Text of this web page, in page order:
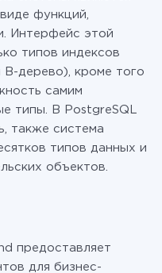
функций,
Интерфейс этой
типов индексов
В-дерево), кроме того
самим
типы. В PostgreSQL
также система
типов данных и
объектов.
предоставляет
для бизнес-